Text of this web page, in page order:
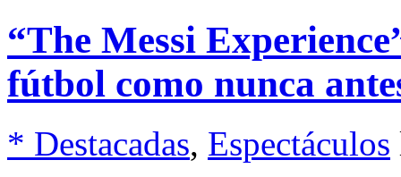
“The Messi
fútbol como nunca
* Destacadas, Espectáculos